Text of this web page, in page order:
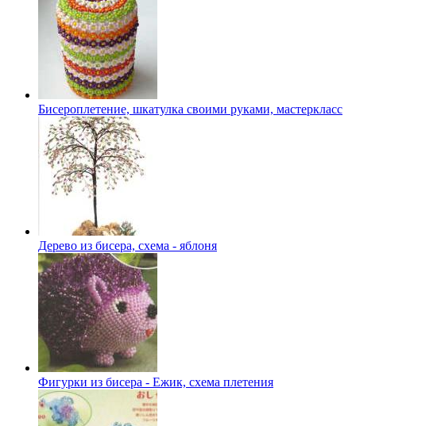
Бисероплетение, шкатулка своими руками, мастеркласс
Дерево из бисера, схема - яблоня
Фигурки из бисера - Ежик, схема плетения